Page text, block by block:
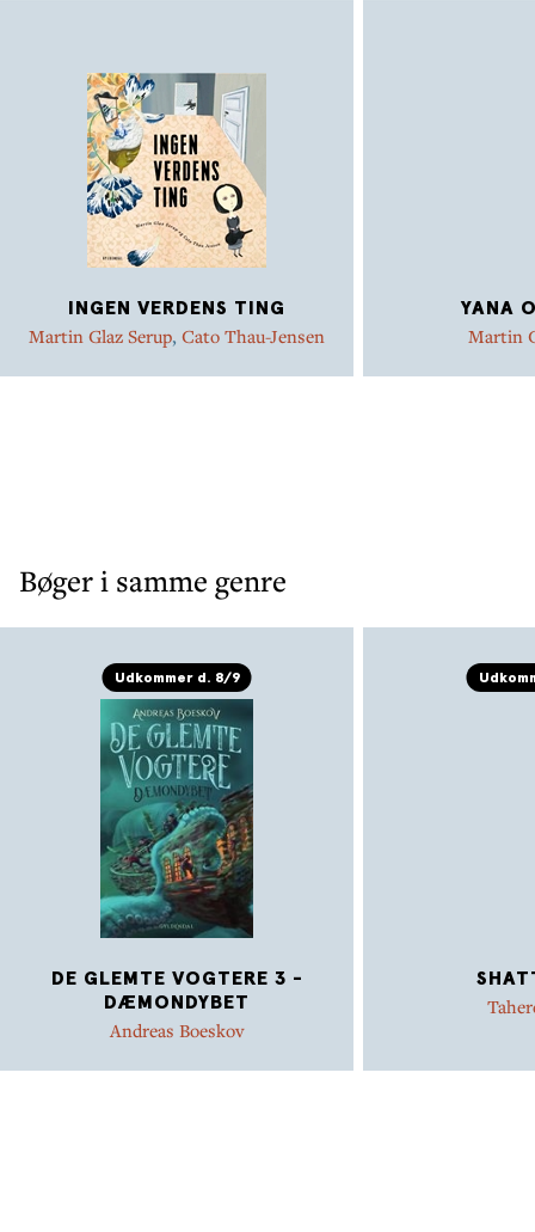
INGEN VERDENS TING
Martin Glaz Serup, Cato Thau-Jensen
YANA
Martin
Bøger i samme genre
Udkommer d. 8/9
DE GLEMTE VOGTERE 3 -
DÆMONDYBET
Andreas Boeskov